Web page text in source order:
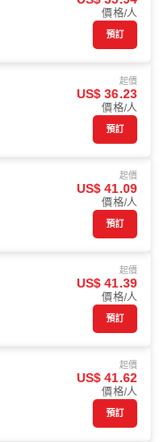
價格/人
預訂
起價
US$ 36.23
價格/人
預訂
起價
US$ 41.09
價格/人
預訂
起價
US$ 41.39
價格/人
預訂
起價
US$ 41.62
價格/人
預訂